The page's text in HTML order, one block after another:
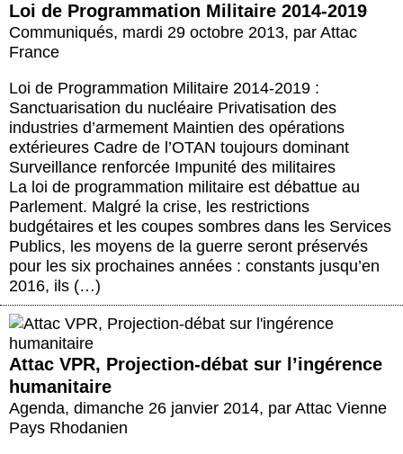
Loi de Programmation Militaire 2014-2019
Communiqués, mardi 29 octobre 2013, par Attac
France
Loi de Programmation Militaire 2014-2019 :
Sanctuarisation du nucléaire Privatisation des
industries d’armement Maintien des opérations
extérieures Cadre de l’OTAN toujours dominant
Surveillance renforcée Impunité des militaires
La loi de programmation militaire est débattue au
Parlement. Malgré la crise, les restrictions
budgétaires et les coupes sombres dans les Services
Publics, les moyens de la guerre seront préservés
pour les six prochaines années : constants jusqu’en
2016, ils (…)
Attac VPR, Projection-débat sur l’ingérence
humanitaire
Agenda, dimanche 26 janvier 2014, par Attac Vienne
Pays Rhodanien